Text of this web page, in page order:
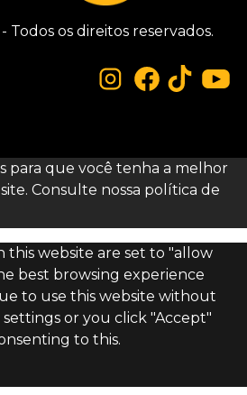
Todos os direitos reservados.
para que você tenha a melhor
Consulte nossa política de
this website are set to "allow
best browsing experience
to use this website without
or you click "Accept"
to this.